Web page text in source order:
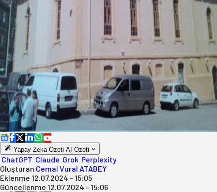
Yapay Zeka Özeti AI Özeti
ChatGPT Claude Grok Perplexity
Oluşturan Cemal Vural ATABEY
Eklenme 12.07.2024 - 15:05
Güncellenme 12.07.2024 - 15:06